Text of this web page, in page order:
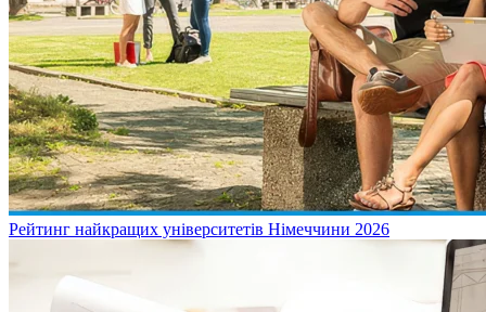
Рейтинг найкращих університетів Німеччини 2026